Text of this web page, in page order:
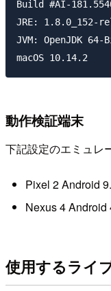
Build #AI-
JRE: 1.8.0_152-
JVM: OpenJDK
動作検証端末
下記設定のエミュレ
Pixel 2 Android
Nexus 4 Android
使用するライ